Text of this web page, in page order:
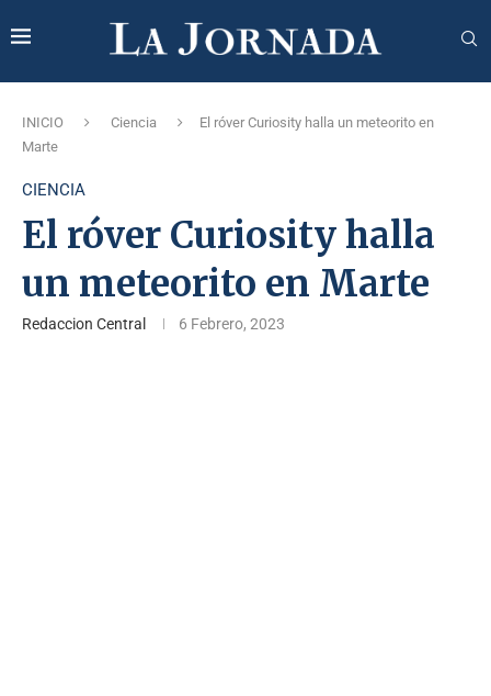
INICIO Ciencia
El róver Curiosity halla un meteorito en
Marte
CIENCIA
El róver Curiosity halla
un meteorito en Marte
Redaccion Central 6 Febrero, 2023